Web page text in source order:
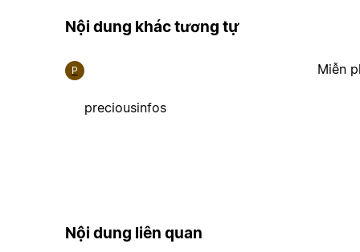
Nội dung khác tương tự
P
preciousinfos
Miễn
Nội dung liên quan